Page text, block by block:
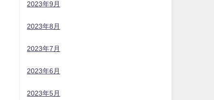
2023年9月
2023年8月
2023年7月
2023年6月
2023年5月